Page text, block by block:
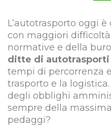
L’autotrasporto oggi
con maggiori
normative e della
ditte di autotrasporti
tempi di percorrenza
trasporto e la
degli obblighi
sempre della
pedaggi?